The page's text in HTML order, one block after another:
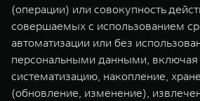
(операции) или совокупность
совершаемых с использованием
автоматизации или без
персональными данными, включая
систематизацию, накопление,
(обновление, изменение),